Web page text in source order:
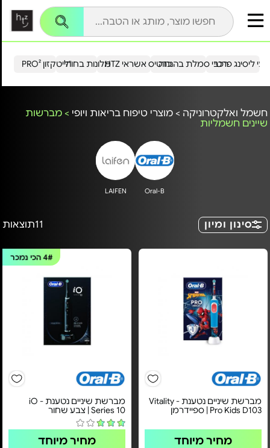
הייטקזון PRO²מלונות בחו"ל כרטיס אשראי HTZ ליסינג פרטירכבי סמלת בהנחה
חשמל ואלקטרוניקה > מוצרי טיפוח בריאות ויופי > מברשות
שיינים חשמליות
Oral-B
LAIFEN
סינון ומיון 11תוצאות
מברשת שיניים נטענת - Vitality
Pro Kids D103 | ספיידרמן
מחיר מיוחד
4#הכי נמכר
מברשת שיניים נטענת - iO
Series 10 | צבע שחור
מחיר מיוחד